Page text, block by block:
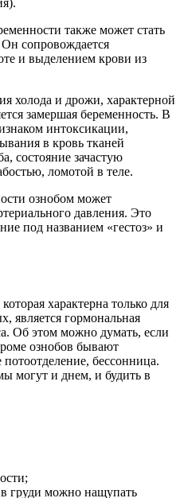
также может стать
сопровождается
и выделением крови из
холода и дрожи, характерной
замершая беременность. В
интоксикации,
в кровь тканей
состояние зачастую
ломотой в теле.
ознобом может
давления. Это
под названием «гестоз» и
характерна только для
является гормональная
Об этом можно думать, если
ознобов бывают
бессонница.
могут и днем, и будить в
в груди можно нащупать